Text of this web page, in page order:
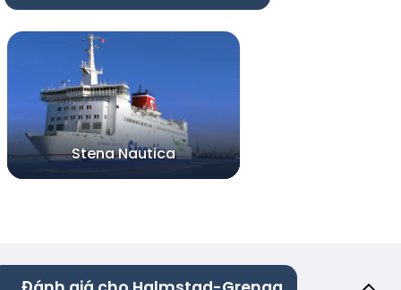
Stena Nautica